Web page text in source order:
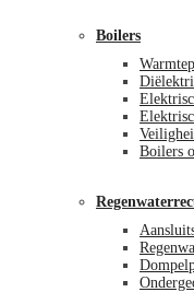
Boilers
Boilers